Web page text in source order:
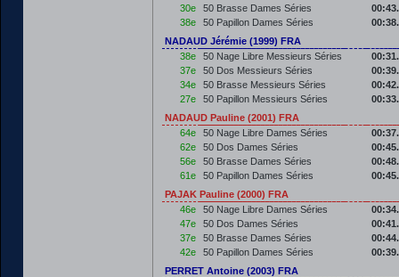
30e
50 Brasse Dames Séries
38e
50 Papillon Dames Séries
NADAUD Jérémie (1999) FRA
38e
50 Nage Libre Messieurs Séries
37e
50 Dos Messieurs Séries
34e
50 Brasse Messieurs Séries
27e
50 Papillon Messieurs Séries
NADAUD Pauline (2001) FRA
64e
50 Nage Libre Dames Séries
62e
50 Dos Dames Séries
56e
50 Brasse Dames Séries
61e
50 Papillon Dames Séries
PAJAK Pauline (2000) FRA
46e
50 Nage Libre Dames Séries
47e
50 Dos Dames Séries
37e
50 Brasse Dames Séries
42e
50 Papillon Dames Séries
PERRET Antoine (2003) FRA